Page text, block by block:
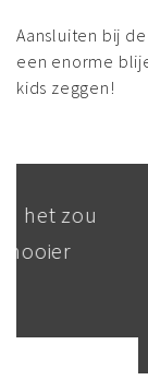
Aansluiten bij
een enorme
kids zeggen!
Tim heeft
gemaakt
enorm
kleuren